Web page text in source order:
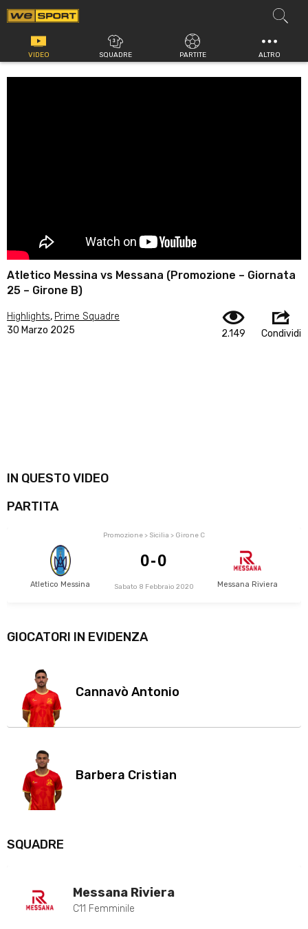
Vai
al
contenuto
VIDEO SQUADRE PARTITE ALTRO
Atletico Messina vs Messana (Promozione – Giornata
25 – Girone B)
Highlights, Prime Squadre
30 Marzo 2025
2.149 Condividi
IN QUESTO VIDEO
PARTITA
Promozione > Sicilia > Girone C
Atletico Messina
0-0
Messana Riviera
Sabato 8 Febbraio 2020
GIOCATORI IN EVIDENZA
Cannavò Antonio
Barbera Cristian
SQUADRE
Messana Riviera
C11 Femminile